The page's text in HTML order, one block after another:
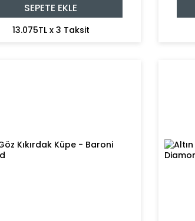
SEPETE EKLE
13.075TL x 3 Taksit